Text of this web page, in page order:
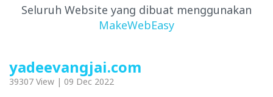
Seluruh Website yang dibuat menggunakan
MakeWebEasy
yadeevangjai.com
39307 View | 09 Dec 2022